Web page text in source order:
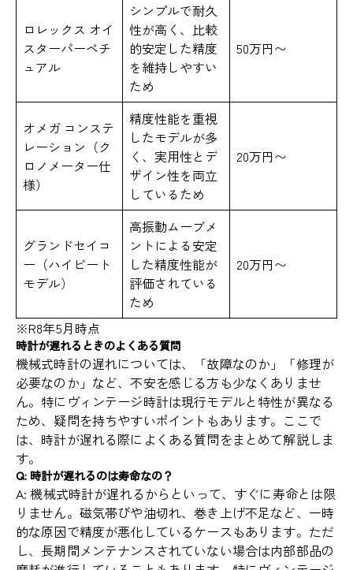
ロレックス オイ
スターパーペチ
ュアル
シンプルで耐久
性が高く、比較
的安定した精度
を維持しやすい
ため
50万円〜
オメガ コンステ
レーション（ク
ロノメーター仕
様）
精度性能を重視
したモデルが多
く、実用性とデ
ザイン性を両立
しているため
20万円〜
グランドセイコ
ー（ハイビート
モデル）
高振動ムーブメ
ントによる安定
した精度性能が
評価されている
ため
20万円〜
※R8年5月時点
時計が遅れるときのよくある質問
機械式時計の遅れについては、「故障なのか」「修理が
必要なのか」など、不安を感じる方も少なくありませ
ん。特にヴィンテージ時計は現行モデルと特性が異なる
ため、疑問を持ちやすいポイントもあります。ここで
は、時計が遅れる際によくある質問をまとめて解説しま
す。
Q: 時計が遅れるのは寿命なの？
A: 機械式時計が遅れるからといって、すぐに寿命とは限
りません。磁気帯びや油切れ、巻き上げ不足など、一時
的な原因で精度が悪化しているケースもあります。ただ
し、長期間メンテナンスされていない場合は内部部品の